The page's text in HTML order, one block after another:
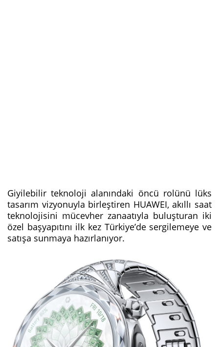
Giyilebilir teknoloji alanındaki öncü rolünü lüks
tasarım vizyonuyla birleştiren HUAWEI, akıllı saat
teknolojisini mücevher zanaatıyla buluşturan iki
özel başyapıtını ilk kez Türkiye’de sergilemeye ve
satışa sunmaya hazırlanıyor.